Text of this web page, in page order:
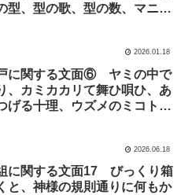
型、型の歌、型の数、マニの
2026.01.18
に関する文面⑥ ヤミの中で
、カミカカリて舞ひ唄ひ、あ
げる十理、ウズメのミコト、
2026.06.18
に関する文面17 びっくり箱
と、神様の規則通りに何もか